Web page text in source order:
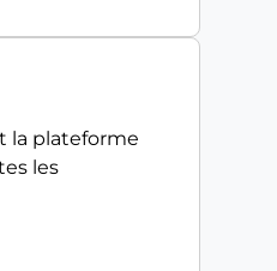
la plateforme
les